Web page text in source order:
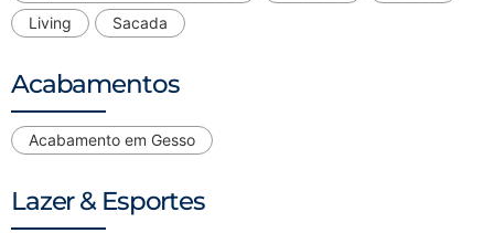
Living
Sacada
Acabamentos
Acabamento em Gesso
Lazer & Esportes